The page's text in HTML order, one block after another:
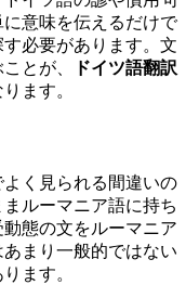
意味を伝えるだけで
必要があります。文
とが、
ドイツ語翻訳
ます。
よく見られる間違いの
ルーマニア語に持ち
態の文をルーマニア
まり一般的ではない
ます。